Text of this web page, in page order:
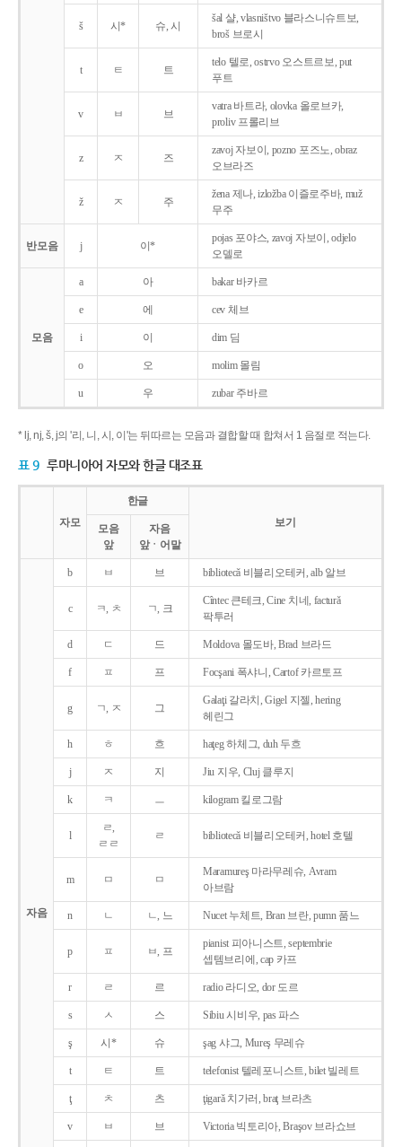
š 시* 슈, 시
šal 샬, vlasništvo 블라스니슈트보,
broš 브로시
t ㅌ 트
telo 텔로, ostrvo 오스트르보, put
푸트
v ㅂ 브
vatra 바트라, olovka 올로브카,
proliv 프롤리브
z ㅈ 즈
zavoj 자보이, pozno 포즈노, obraz
오브라즈
ž ㅈ 주
žena 제나, izložba 이즐로주바, muž
무주
반모음 j 이*
pojas 포야스, zavoj 자보이, odjelo
오델로
모음
a 아 bakar 바카르
e 에 cev 체브
i 이 dim 딤
o 오 molim 몰림
u 우 zubar 주바르
* lj, nj, š, j의 '리, 니, 시, 이'는 뒤따르는 모음과 결합할 때 합쳐서 1 음절로 적는다.
표 9 루마니아어 자모와 한글 대조표
자모
한글
보기
모음
앞
자음
앞ㆍ어말
자음
b ㅂ 브 bibliotecǎ 비블리오테커, alb 알브
c ㅋ, ㅊ ㄱ, 크
Cîntec 큰테크, Cine 치네, facturǎ
팍투러
d ㄷ 드 Moldova 몰도바, Brad 브라드
f ㅍ 프 Focşani 폭샤니, Cartof 카르토프
g ㄱ, ㅈ 그
Galaţi 갈라치, Gigel 지젤, hering
헤린그
h ㅎ 흐 haţeg 하체그, duh 두흐
j ㅈ 지 Jiu 지우, Cluj 클루지
k ㅋ ㅡ kilogram 킬로그람
l
ㄹ,
ㄹㄹ
ㄹ bibliotecǎ 비블리오테커, hotel 호텔
m ㅁ ㅁ
Maramureş 마라무레슈, Avram
아브람
n ㄴ ㄴ, 느 Nucet 누체트, Bran 브란, pumn 품느
p ㅍ ㅂ, 프
pianist 피아니스트, septembrie
셉템브리에, cap 카프
r ㄹ 르 radio 라디오, dor 도르
s ㅅ 스 Sibiu 시비우, pas 파스
ş 시* 슈 şag 샤그, Mureş 무레슈
t ㅌ 트 telefonist 텔레포니스트, bilet 빌레트
ţ ㅊ 츠 ţigarǎ 치가러, braţ 브라츠
v ㅂ 브 Victoria 빅토리아, Braşov 브라쇼브